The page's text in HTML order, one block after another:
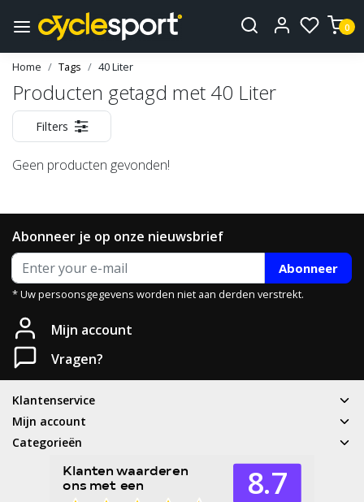
0
Home Tags 40 Liter
Producten getagd met 40 Liter
Filters
Geen producten gevonden!
Abonneer je op onze nieuwsbrief
Abonneer
* Uw persoonsgegevens worden niet aan derden verstrekt.
Mijn account
Vragen?
Klantenservice
Mijn account
Categorieën